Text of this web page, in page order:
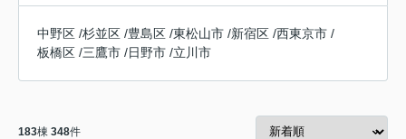
中野区 /杉並区 /豊島区 /東松山市 /新宿区 /西東京市 /
板橋区 /三鷹市 /日野市 /立川市
183棟 348件